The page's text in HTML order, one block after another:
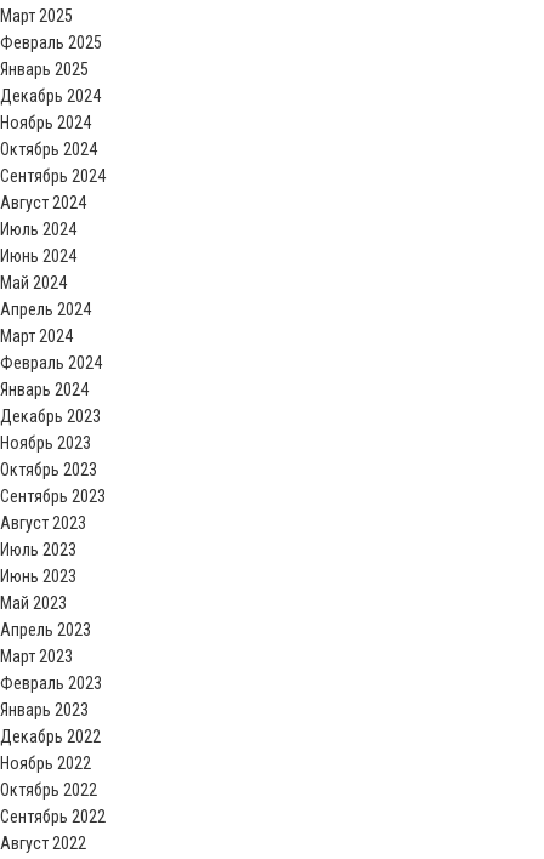
Март 2025
Февраль 2025
Январь 2025
Декабрь 2024
Ноябрь 2024
Октябрь 2024
Сентябрь 2024
Август 2024
Июль 2024
Июнь 2024
Май 2024
Апрель 2024
Март 2024
Февраль 2024
Январь 2024
Декабрь 2023
Ноябрь 2023
Октябрь 2023
Сентябрь 2023
Август 2023
Июль 2023
Июнь 2023
Май 2023
Апрель 2023
Март 2023
Февраль 2023
Январь 2023
Декабрь 2022
Ноябрь 2022
Октябрь 2022
Сентябрь 2022
Август 2022